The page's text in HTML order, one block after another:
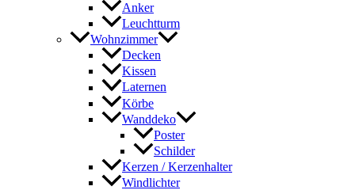
Anker
Leuchtturm
Wohnzimmer
Decken
Kissen
Laternen
Körbe
Wanddeko
Poster
Schilder
Kerzen / Kerzenhalter
Windlichter